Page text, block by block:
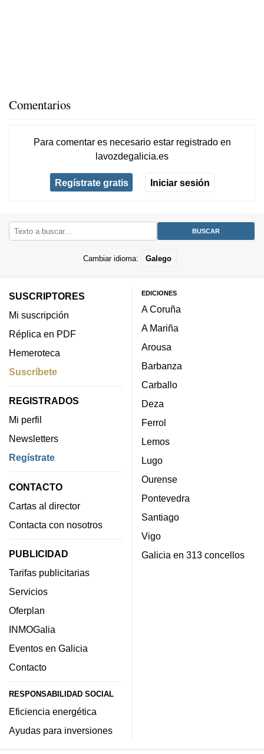
Comentarios
Para comentar es necesario estar registradoen
lavozdegalicia.es
Regístrate gratis Iniciar sesión
Cambiar idioma: Galego
SUSCRIPTORES
Mi suscripción
Réplica en PDF
Hemeroteca
Suscríbete
REGISTRADOS
Mi perfil
Newsletters
Regístrate
CONTACTO
Cartas al director
Contacta con nosotros
PUBLICIDAD
Tarifas publicitarias
Servicios
Oferplan
INMOGalia
Eventos en Galicia
Contacto
RESPONSABILIDAD SOCIAL
Eficiencia energética
Ayudas para inversiones
EDICIONES
A Coruña
A Mariña
Arousa
Barbanza
Carballo
Deza
Ferrol
Lemos
Lugo
Ourense
Pontevedra
Santiago
Vigo
Galicia en 313 concellos